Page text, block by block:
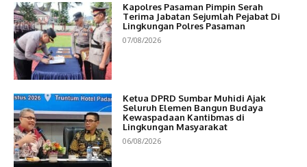
Kapolres Pasaman Pimpin Serah
Terima Jabatan Sejumlah Pejabat Di
Lingkungan Polres Pasaman
07/08/2026
Ketua DPRD Sumbar Muhidi Ajak
Seluruh Elemen Bangun Budaya
Kewaspadaan Kantibmas di
Lingkungan Masyarakat
06/08/2026